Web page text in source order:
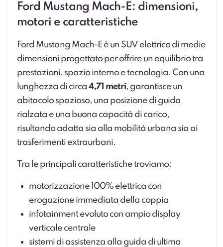
Ford Mustang Mach-E: dimensioni,
motori e caratteristiche
Ford Mustang Mach-E è un SUV elettrico di medie
dimensioni progettato per offrire un equilibrio tra
prestazioni, spazio interno e tecnologia. Con una
lunghezza di circa4,71 metri, garantisce un
abitacolo spazioso, una posizione di guida
rialzata e una buona capacità di carico,
risultando adatta sia alla mobilità urbana sia ai
trasferimenti extraurbani.
Tra le principali caratteristiche troviamo:
motorizzazione 100% elettrica con
erogazione immediata della coppia
infotainment evoluto con ampio display
verticale centrale
sistemi di assistenza alla guida di ultima